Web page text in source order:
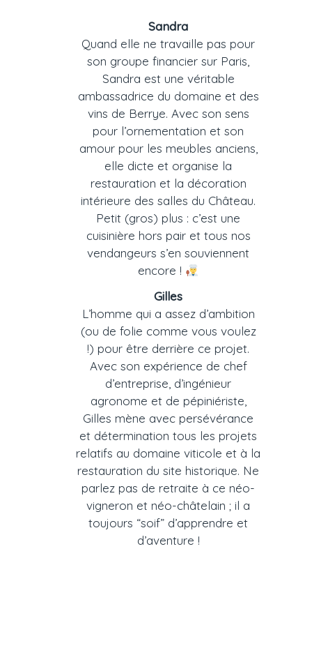
Sandra
Quand elle ne travaille pas pour
son groupe financier sur Paris,
Sandra est une véritable
ambassadrice du domaine et des
vins de Berrye. Avec son sens
pour l’ornementation et son
amour pour les meubles anciens,
elle dicte et organise la
restauration et la décoration
intérieure des salles du Château.
Petit (gros) plus : c’est une
cuisinière hors pair et tous nos
vendangeurs s’en souviennent
encore !
Gilles
L’homme qui a assez d’ambition
(ou de folie comme vous voulez
!) pour être derrière ce projet.
Avec son expérience de chef
d’entreprise, d’ingénieur
agronome et de pépiniériste,
Gilles mène avec persévérance
et détermination tous les projets
relatifs au domaine viticole et à la
restauration du site historique. Ne
parlez pas de retraite à ce néo-
vigneron et néo-châtelain ; il a
toujours “soif” d’apprendre et
d’aventure !